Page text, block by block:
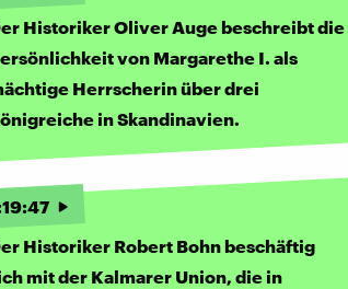
Historiker Oliver Auge beschreibt die
von Margarethe I. als
Herrscherin über drei
in Skandinavien.
19:47
Historiker Robert Bohn beschäftig
mit der Kalmarer Union, die in